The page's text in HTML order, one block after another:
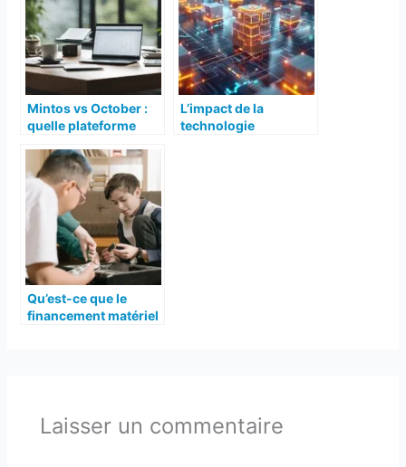
Mintos vs October :
quelle plateforme
L’impact de la
technologie
Qu’est-ce que le
financement matériel
Laisser un commentaire